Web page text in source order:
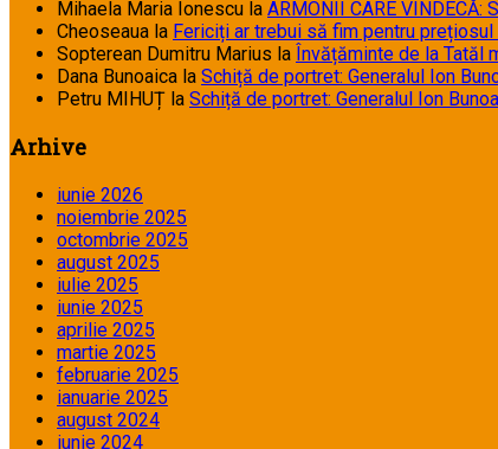
Mihaela Maria Ionescu la ARMONII CARE
Cheoseaua la Fericiți ar trebui să fim pentru
Sopterean Dumitru Marius la Învățăminte de la Tatăl
Dana Bunoaica la Schiță de portret: Generalul Ion
Petru MIHUȚ la Schiță de portret: Generalul Ion
Arhive
iunie 2026
noiembrie 2025
octombrie 2025
august 2025
iulie 2025
iunie 2025
aprilie 2025
martie 2025
februarie 2025
ianuarie 2025
august 2024
iunie 2024